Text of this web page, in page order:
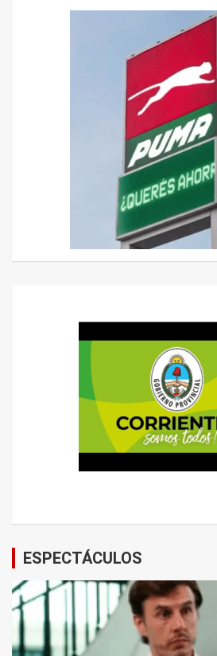
ESPECTÁCULOS